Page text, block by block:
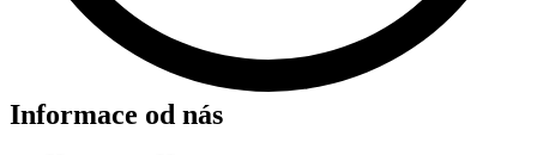
Informace od nás